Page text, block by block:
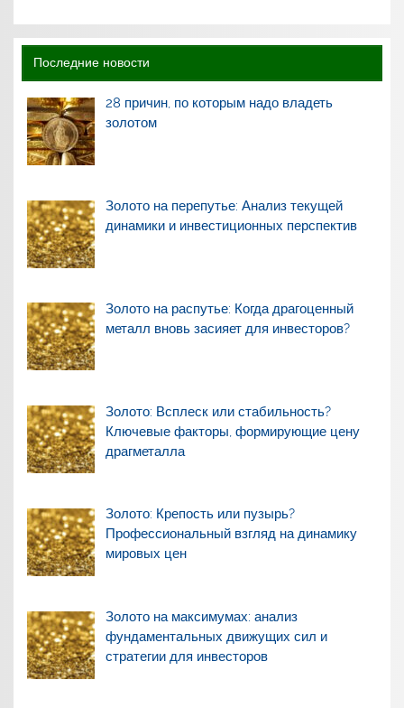
Последние новости
28 причин, по которым надо владеть
золотом
Золото на перепутье: Анализ текущей
динамики и инвестиционных перспектив
Золото на распутье: Когда драгоценный
металл вновь засияет для инвесторов?
Золото: Всплеск или стабильность?
Ключевые факторы, формирующие цену
драгметалла
Золото: Крепость или пузырь?
Профессиональный взгляд на динамику
мировых цен
Золото на максимумах: анализ
фундаментальных движущих сил и
стратегии для инвесторов